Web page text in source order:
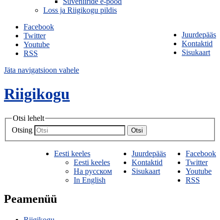
Loss ja Riigikogu pildis
Juurdepääs
Kontaktid
Sisukaart
Facebook
Twitter
Youtube
RSS
Jäta navigatsioon vahele
Riigikogu
Otsi lehelt
Otsing
Otsi
Facebook
Twitter
Youtube
RSS
Juurdepääs
Kontaktid
Sisukaart
Eesti keeles
Eesti keeles
На русском
In English
Peamenüü